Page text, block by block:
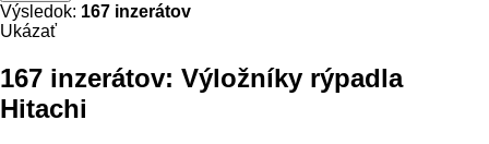
Výsledok: 167 inzerátov
Ukázať
167 inzerátov: Výložníky rýpadla
Hitachi